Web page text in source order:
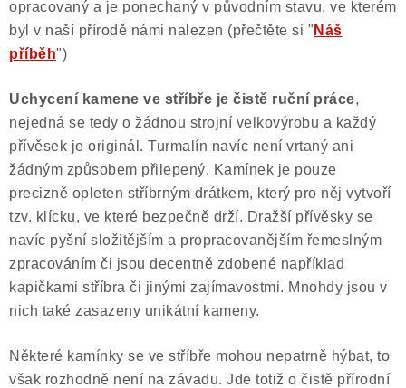
opracovaný a je ponechaný v původním stavu, ve kterém
byl v naší přírodě námi nalezen (přečtěte si " Náš
příběh")
Uchycení kamene ve stříbře je čistě ruční práce,
nejedná se tedy o žádnou strojní velkovýrobu a každý
přívěsek je originál. Turmalín navíc není vrtaný ani
žádným způsobem přilepený. Kamínek je pouze
precizně opleten stříbrným drátkem, který pro něj vytvoří
tzv. klícku, ve které bezpečně drží. Dražší přívěsky se
navíc pyšní složitějším a propracovanějším řemeslným
zpracováním či jsou decentně zdobené například
kapičkami stříbra či jinými zajímavostmi. Mnohdy jsou v
nich také zasazeny unikátní kameny.
Některé kamínky se ve stříbře mohou nepatrně hýbat, to
však rozhodně není na závadu. Jde totiž o čistě přírodní